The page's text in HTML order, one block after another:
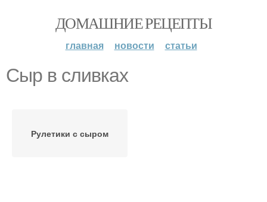
ДОМАШНИЕ РЕЦЕПТЫ
главная новости статьи
Сыр в сливках
Рулетики с сыром